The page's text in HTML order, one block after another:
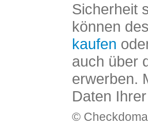
Sicherheit
können
kaufen
auch über
erwerben.
Daten
©